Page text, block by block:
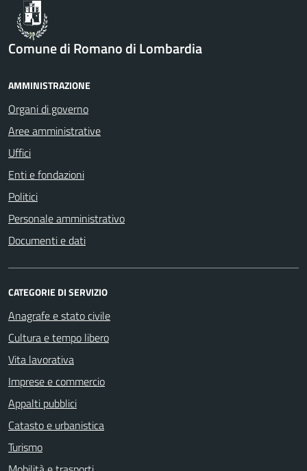
Comune di Romano di Lombardia
AMMINISTRAZIONE
Organi di governo
Aree amministrative
Uffici
Enti e fondazioni
Politici
Personale amministrativo
Documenti e dati
CATEGORIE DI SERVIZIO
Anagrafe e stato civile
Cultura e tempo libero
Vita lavorativa
Imprese e commercio
Appalti pubblici
Catasto e urbanistica
Turismo